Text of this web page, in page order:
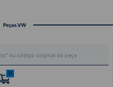
0